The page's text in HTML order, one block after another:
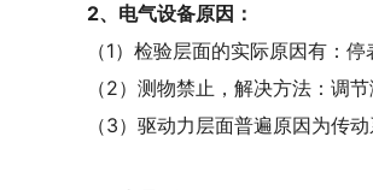
2、电气设备原因：
（1）检验层面的实际原因有：
（2）测物禁止，解决方法：调
（3）驱动力层面普遍原因为传